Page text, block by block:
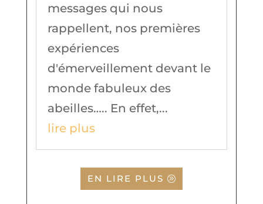
messages qui nous
rappellent, nos premières
expériences
d'émerveillement devant le
monde fabuleux des
abeilles….. En effet,...
lire plus
EN LIRE PLUS